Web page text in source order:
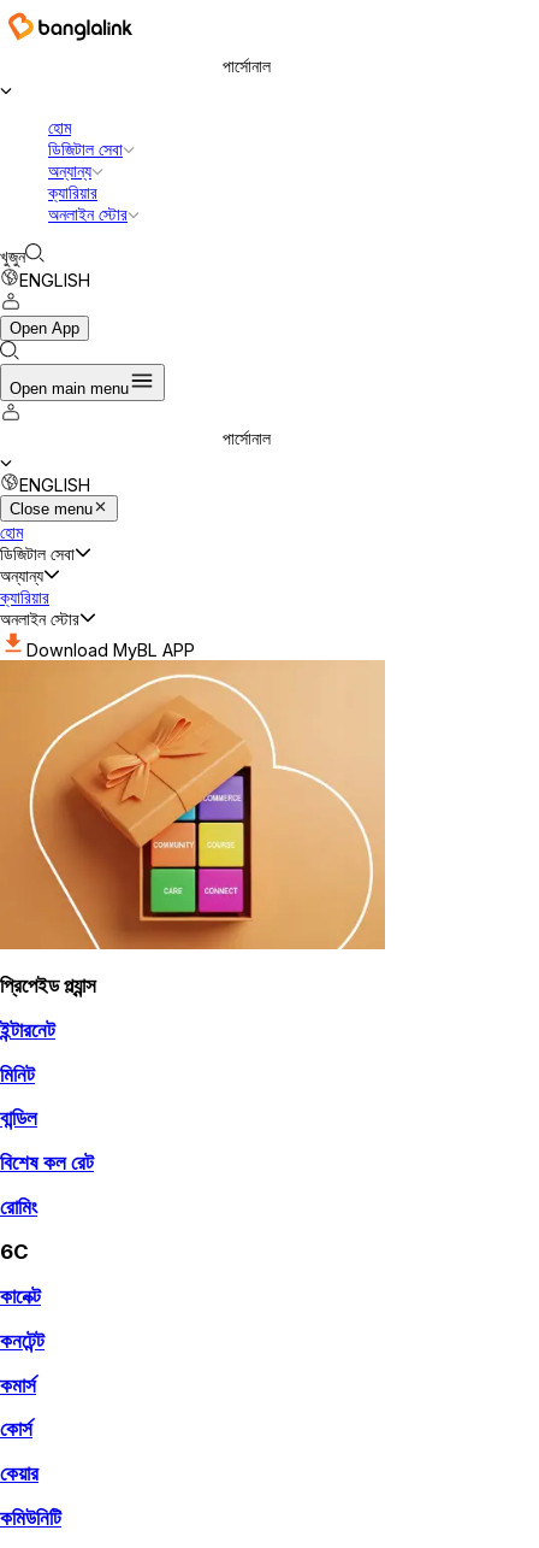
পার্সোনাল
হোম
ডিজিটাল সেবা
অন্যান্য
ক্যারিয়ার
অনলাইন স্টোর
খুজুন
ENGLISH
Open App
Open main menu
পার্সোনাল
ENGLISH
Close menu
হোম
ডিজিটাল সেবা
অন্যান্য
ক্যারিয়ার
অনলাইন স্টোর
Download MyBL APP
প্রিপেইড প্ল্যান্স
ইন্টারনেট
মিনিট
বান্ডিল
বিশেষ কল রেট
রোমিং
6C
কানেক্ট
কনটেন্ট
কমার্স
কোর্স
কেয়ার
কমিউনিটি
বাংলালিংক ডিজিটাল কমিউনিকেশনস লিমিটেড